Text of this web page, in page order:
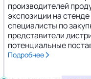
производителей
экспозиции на
специалисты по
представители
потенциальные
Подробнее